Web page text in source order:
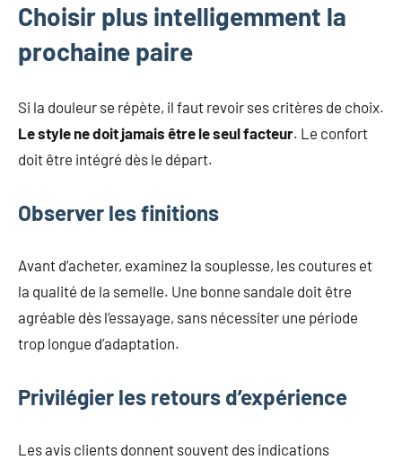
Choisir plus intelligemment la
prochaine paire
Si la douleur se répète, il faut revoir ses critères de choix.
Le style ne doit jamais être le seul facteur. Le confort
doit être intégré dès le départ.
Observer les finitions
Avant d’acheter, examinez la souplesse, les coutures et
la qualité de la semelle. Une bonne sandale doit être
agréable dès l’essayage, sans nécessiter une période
trop longue d’adaptation.
Privilégier les retours d’expérience
Les avis clients donnent souvent des indications